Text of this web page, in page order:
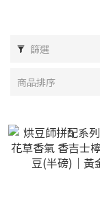
篩選
商品排序